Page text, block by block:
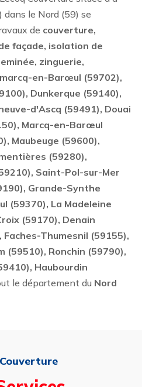
le Nord (59) se
de couverture,
façade, isolation de
zinguerie,
marcq-en-Barœul (59702),
Dunkerque (59140),
d'Ascq (59491), Douai
Marcq-en-Barœul
Maubeuge (59600),
(59280),
Saint-Pol-sur-Mer
Grande-Synthe
(59370), La Madeleine
(59170), Denain
Faches-Thumesnil (59155),
(59510), Ronchin (59790),
Haubourdin
le département du Nord